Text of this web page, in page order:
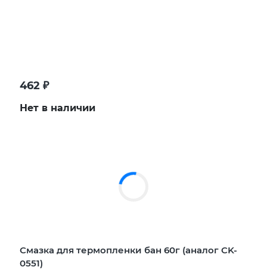
462 ₽
Нет в наличии
Смазка для термопленки бан 60г (аналог CK-
0551)